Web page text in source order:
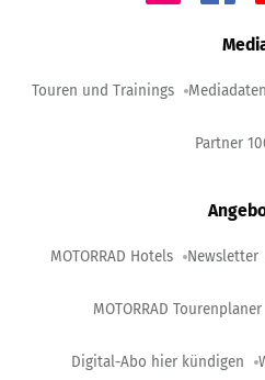
Touren und Trainings
Partner
MOTORRAD Hotels Newsletter
MOTORRAD Tourenplaner
Digital-Abo hier kündigen